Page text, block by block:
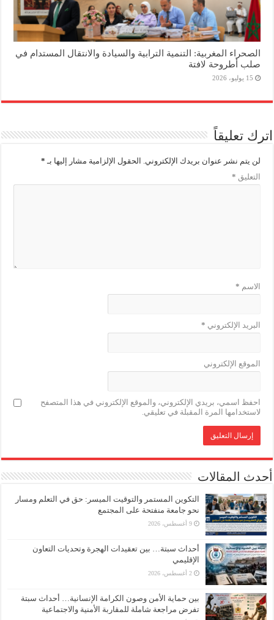
الصحراء المغربية: التنمية الترابية والسيادة والانتقال المستدام في
صلب أطروحة لافتة
15 يوليو، 2026
اترك تعليقاً
لن يتم نشر عنوان بريدك الإلكتروني. الحقول الإلزامية مشار إليها بـ *
التعليق *
الاسم *
البريد الإلكتروني *
الموقع الإلكتروني
احفظ اسمي، بريدي الإلكتروني، والموقع الإلكتروني في هذا المتصفح
لاستخدامها المرة المقبلة في تعليقي.
أحدث المقالات
التكوين المستمر والتوقيت الميسر: حق في التعلم ومسار
نحو جامعة منفتحة على المجتمع
9 أغسطس، 2026
أحداث سبتة… بين تعقيدات الهجرة وتحديات التعاون
الإقليمي
2 أغسطس، 2026
بين حماية الأمن وصون الكرامة الإنسانية… أحداث سبتة
تفرض مراجعة شاملة للمقاربة الأمنية والاجتماعية